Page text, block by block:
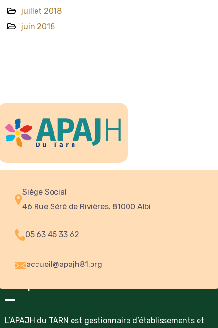
juillet 2018
juin 2018
Siège Social
46 Rue Séré de Rivières, 81000 Albi
05 63 45 33 62
accueil@apajh81.org
A Propos
L’APAJH du TARN est gestionnaire d’établissements et